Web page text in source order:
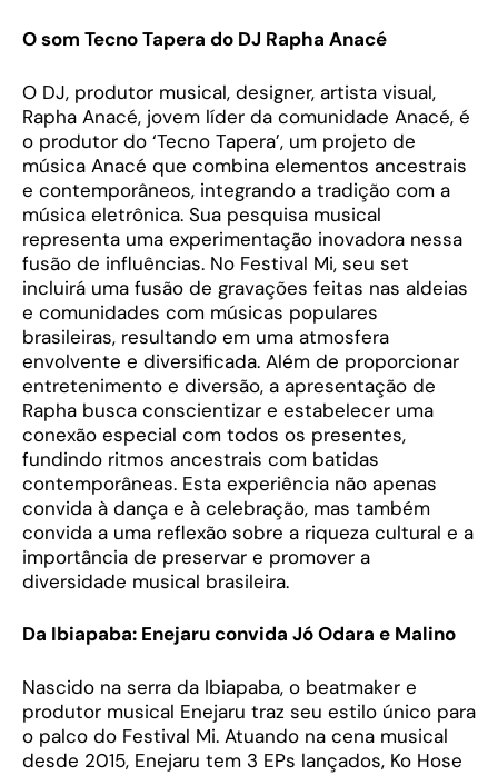
O som Tecno Tapera do DJ Rapha Anacé
O DJ, produtor musical, designer, artista visual,
Rapha Anacé, jovem líder da comunidade Anacé, é
o produtor do ‘Tecno Tapera’, um projeto de
música Anacé que combina elementos ancestrais
e contemporâneos, integrando a tradição com a
música eletrônica. Sua pesquisa musical
representa uma experimentação inovadora nessa
fusão de influências. No Festival Mi, seu set
incluirá uma fusão de gravações feitas nas aldeias
e comunidades com músicas populares
brasileiras, resultando em uma atmosfera
envolvente e diversificada. Além de proporcionar
entretenimento e diversão, a apresentação de
Rapha busca conscientizar e estabelecer uma
conexão especial com todos os presentes,
fundindo ritmos ancestrais com batidas
contemporâneas. Esta experiência não apenas
convida à dança e à celebração, mas também
convida a uma reflexão sobre a riqueza cultural e a
importância de preservar e promover a
diversidade musical brasileira.
Da Ibiapaba: Enejaru convida Jó Odara e Malino
Nascido na serra da Ibiapaba, o beatmaker e
produtor musical Enejaru traz seu estilo único para
o palco do Festival Mi. Atuando na cena musical
desde 2015, Enejaru tem 3 EPs lançados, Ko Hose